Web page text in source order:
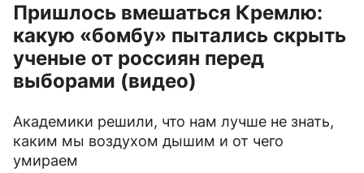
Пришлось вмешаться Кремлю:
какую «бомбу» пытались скрыть
ученые от россиян перед
выборами (видео)
Академики решили, что нам лучше не знать,
каким мы воздухом дышим и от чего
умираем